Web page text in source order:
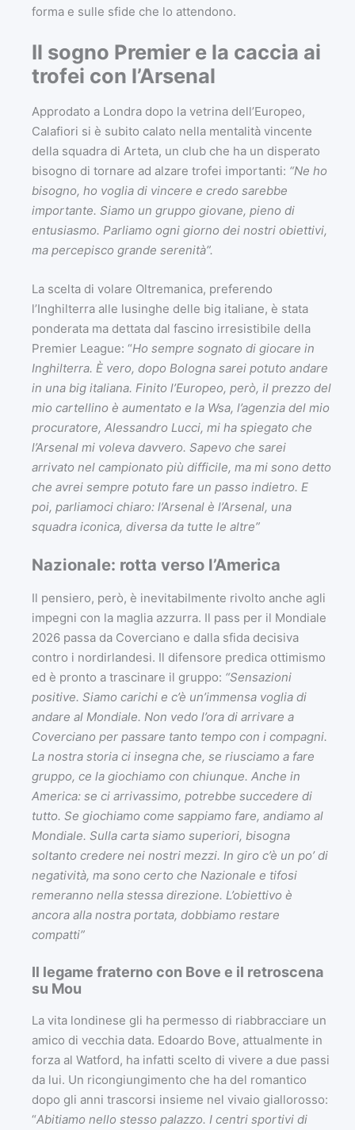
forma e sulle sfide che lo attendono.
Il sogno Premier e la caccia ai
trofei con l’Arsenal
Approdato a Londra dopo la vetrina dell’Europeo,
Calafiori si è subito calato nella mentalità vincente
della squadra di Arteta, un club che ha un disperato
bisogno di tornare ad alzare trofei importanti: “Ne ho
bisogno, ho voglia di vincere e credo sarebbe
importante. Siamo un gruppo giovane, pieno di
entusiasmo. Parliamo ogni giorno dei nostri obiettivi,
ma percepisco grande serenità”.
La scelta di volare Oltremanica, preferendo
l’Inghilterra alle lusinghe delle big italiane, è stata
ponderata ma dettata dal fascino irresistibile della
Premier League: “Ho sempre sognato di giocare in
Inghilterra. È vero, dopo Bologna sarei potuto andare
in una big italiana. Finito l’Europeo, però, il prezzo del
mio cartellino è aumentato e la Wsa, l’agenzia del mio
procuratore, Alessandro Lucci, mi ha spiegato che
l’Arsenal mi voleva davvero. Sapevo che sarei
arrivato nel campionato più difficile, ma mi sono detto
che avrei sempre potuto fare un passo indietro. E
poi, parliamoci chiaro: l’Arsenal è l’Arsenal, una
squadra iconica, diversa da tutte le altre”
Nazionale: rotta verso l’America
Il pensiero, però, è inevitabilmente rivolto anche agli
impegni con la maglia azzurra. Il pass per il Mondiale
2026 passa da Coverciano e dalla sfida decisiva
contro i nordirlandesi. Il difensore predica ottimismo
ed è pronto a trascinare il gruppo: “Sensazioni
positive. Siamo carichi e c’è un’immensa voglia di
andare al Mondiale. Non vedo l’ora di arrivare a
Coverciano per passare tanto tempo con i compagni.
La nostra storia ci insegna che, se riusciamo a fare
gruppo, ce la giochiamo con chiunque. Anche in
America: se ci arrivassimo, potrebbe succedere di
tutto. Se giochiamo come sappiamo fare, andiamo al
Mondiale. Sulla carta siamo superiori, bisogna
soltanto credere nei nostri mezzi. In giro c’è un po’ di
negatività, ma sono certo che Nazionale e tifosi
remeranno nella stessa direzione. L’obiettivo è
ancora alla nostra portata, dobbiamo restare
compatti”
Il legame fraterno con Bove e il retroscena
su Mou
La vita londinese gli ha permesso di riabbracciare un
amico di vecchia data. Edoardo Bove, attualmente in
forza al Watford, ha infatti scelto di vivere a due passi
da lui. Un ricongiungimento che ha del romantico
dopo gli anni trascorsi insieme nel vivaio giallorosso:
“Abitiamo nello stesso palazzo. I centri sportivi di